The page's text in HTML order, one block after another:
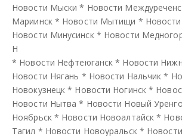
Новости Мыски * Новости
Мариинск * Новости Мытищи *
Новости Минусинск * Новости
Н
* Новости Нефтеюганск * Новости
Новости Нягань * Новости Нальчик *
Новокузнецк * Новости Ногинск *
Новости Нытва * Новости Новый
Ноябрьск * Новости Новоалтайск *
Тагил * Новости Новоуральск *